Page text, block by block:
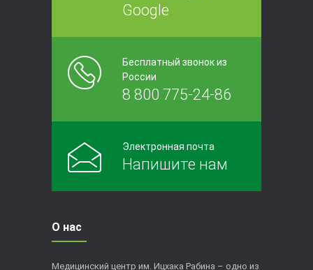
Google
Бесплатный звонок из
России
8 800 775-24-86
Электронная почта
Напишите нам
О нас
Медицинский центр им. Ицхака Рабина – одно из